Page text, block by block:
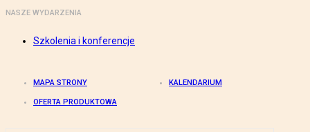
NASZE WYDARZENIA
Szkolenia i konferencje
MAPA STRONY KALENDARIUM
OFERTA PRODUKTOWA